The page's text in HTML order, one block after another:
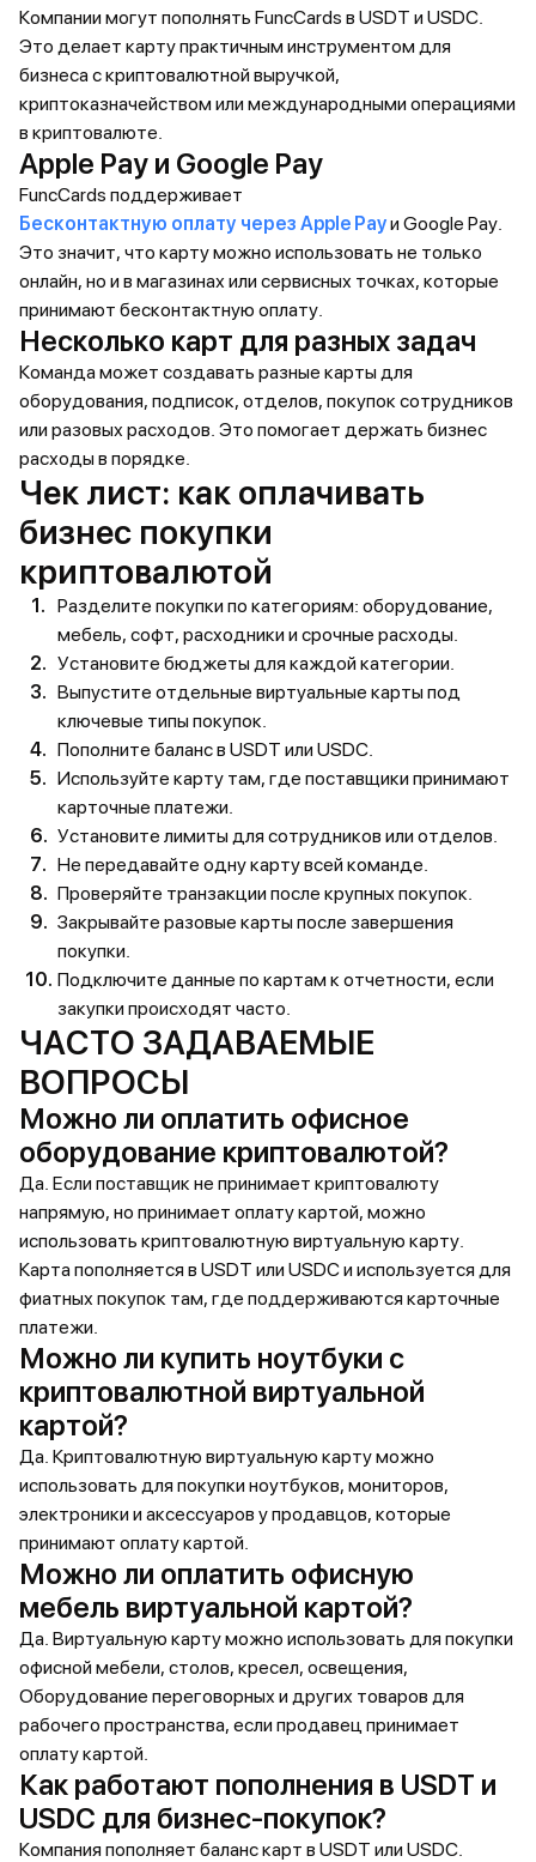
Компании могут пополнять FuncCards в USDT и USDC.
Это делает карту практичным инструментом для
бизнеса с криптовалютной выручкой,
криптоказначейством или международными операциями
в криптовалюте.
Apple Pay и Google Pay
FuncCards поддерживает
Бесконтактную оплату через Apple Payи Google Pay.
Это значит, что карту можно использовать не только
онлайн, но и в магазинах или сервисных точках, которые
принимают бесконтактную оплату.
Несколько карт для разных задач
Команда может создавать разные карты для
оборудования, подписок, отделов, покупок сотрудников
или разовых расходов. Это помогает держать бизнес
расходы в порядке.
Чек лист: как оплачивать
бизнес покупки
криптовалютой
Разделите покупки по категориям: оборудование,
мебель, софт, расходники и срочные расходы.
Установите бюджеты для каждой категории.
Выпустите отдельные виртуальные карты под
ключевые типы покупок.
Пополните баланс в USDT или USDC.
Используйте карту там, где поставщики принимают
карточные платежи.
Установите лимиты для сотрудников или отделов.
Не передавайте одну карту всей команде.
Проверяйте транзакции после крупных покупок.
Закрывайте разовые карты после завершения
покупки.
Подключите данные по картам к отчетности, если
закупки происходят часто.
ЧАСТО ЗАДАВАЕМЫЕ
ВОПРОСЫ
Можно ли оплатить офисное
оборудование криптовалютой?
Да. Если поставщик не принимает криптовалюту
напрямую, но принимает оплату картой, можно
использовать криптовалютную виртуальную карту.
Карта пополняется в USDT или USDC и используется для
фиатных покупок там, где поддерживаются карточные
платежи.
Можно ли купить ноутбуки с
криптовалютной виртуальной
картой?
Да. Криптовалютную виртуальную карту можно
использовать для покупки ноутбуков, мониторов,
электроники и аксессуаров у продавцов, которые
принимают оплату картой.
Можно ли оплатить офисную
мебель виртуальной картой?
Да. Виртуальную карту можно использовать для покупки
офисной мебели, столов, кресел, освещения,
Оборудование переговорных и других товаров для
рабочего пространства, если продавец принимает
оплату картой.
Как работают пополнения в USDT и
USDC для бизнес-покупок?
Компания пополняет баланс карт в USDT или USDC.